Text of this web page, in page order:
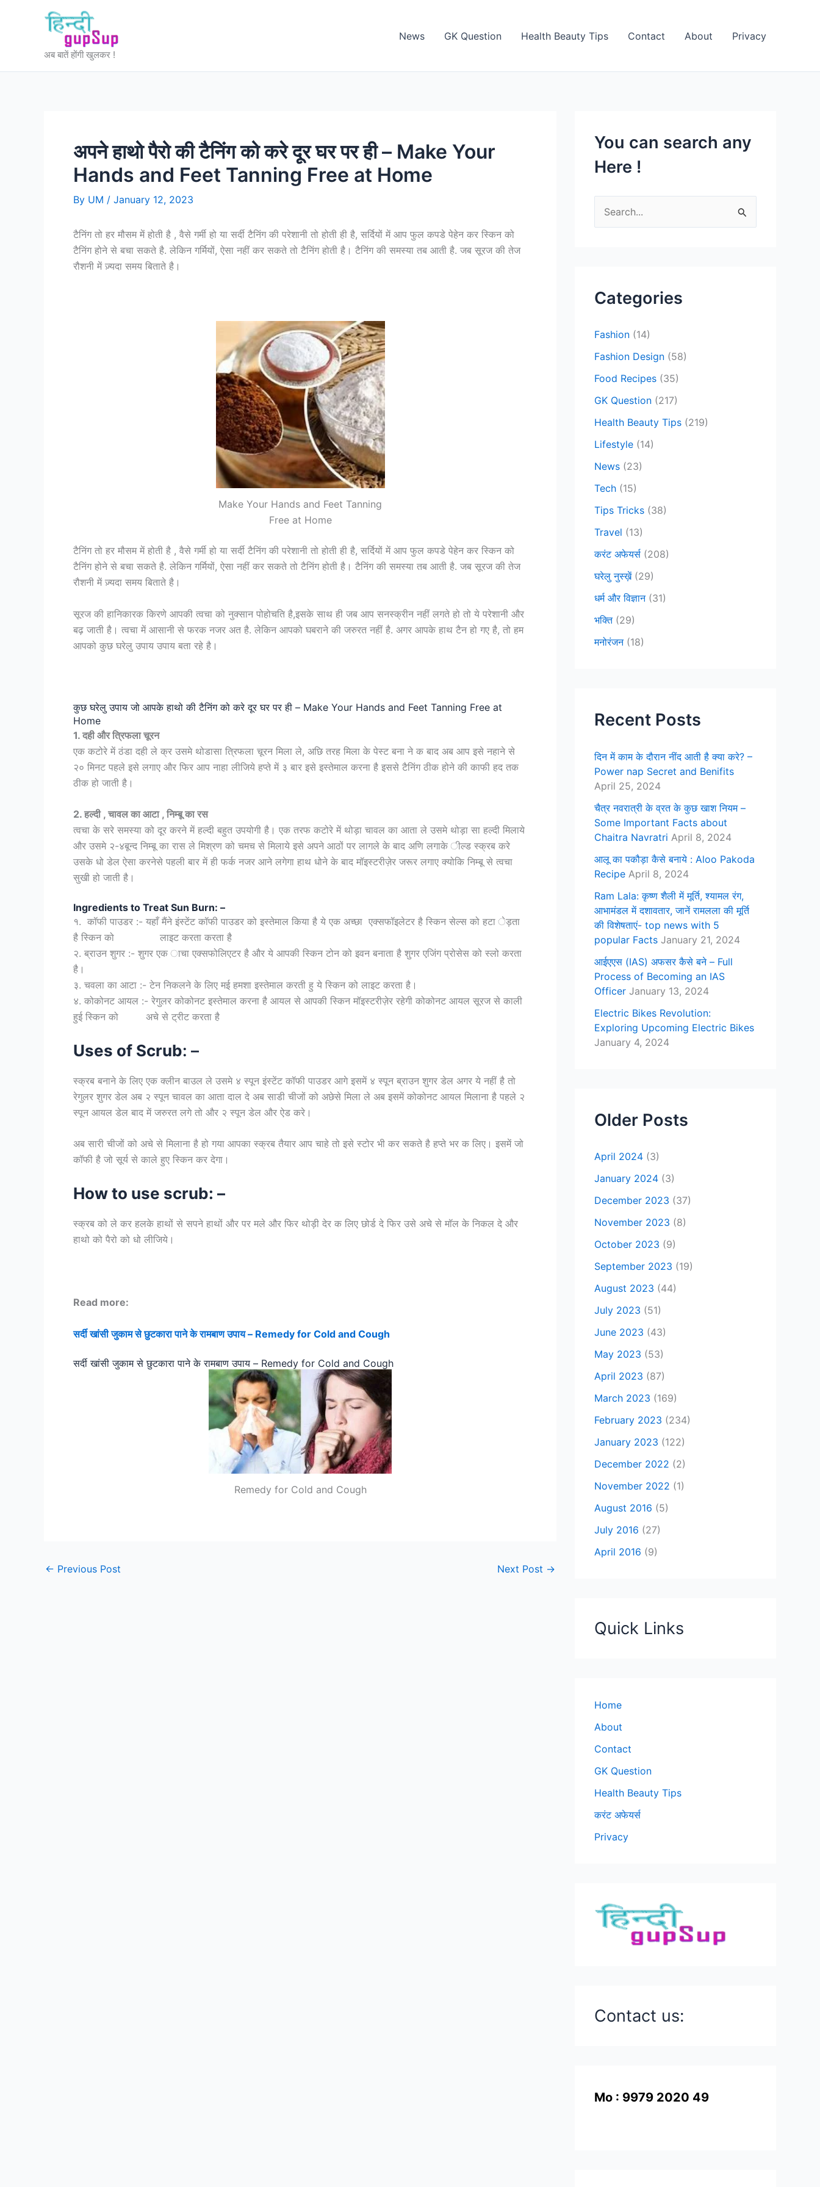
अब बातें होंगी खुलकर !
News GK Question Health Beauty Tips Contact About Privacy
अपने हाथो पैरो की टैनिंग को करे दूर घर पर ही – Make Your
Hands and Feet Tanning Free at Home
By UM / January 12, 2023
टैनिंग तो हर मौसम में होती है , वैसे गर्मी हो या सर्दी टैनिंग की परेशानी तो होती ही है, सर्दियों में आप फुल कपडे पेहेन कर स्किन को
टैनिंग होने से बचा सकते है. लेकिन गर्मियों, ऐसा नहीं कर सकते तो टैनिंग होती है। टैनिंग की समस्या तब आती है. जब सूरज की तेज
रौशनी में ज़्यदा समय बिताते है।
Make Your Hands and Feet Tanning
Free at Home
टैनिंग तो हर मौसम में होती है , वैसे गर्मी हो या सर्दी टैनिंग की परेशानी तो होती ही है, सर्दियों में आप फुल कपडे पेहेन कर स्किन को
टैनिंग होने से बचा सकते है. लेकिन गर्मियों, ऐसा नहीं कर सकते तो टैनिंग होती है। टैनिंग की समस्या तब आती है. जब सूरज की तेज
रौशनी में ज़्यदा समय बिताते है।
सूरज की हानिकारक किरणे आपकी त्वचा को नुक्सान पोहोचति है,इसके साथ ही जब आप सनस्क्रीन नहीं लगते हो तो ये परेशानी और
बढ़ जाती है। त्वचा में आसानी से फरक नजर अत है. लेकिन आपको घबराने की जरुरत नहीं है. अगर आपके हाथ टैन हो गए है, तो हम
आपको कुछ घरेलु उपाय उपाय बता रहे है।
कुछ घरेलु उपाय जो आपके हाथो की टैनिंग को करे दूर घर पर ही – Make Your Hands and Feet Tanning Free at
Home
1. दही और त्रिफला चूरन
एक कटोरे में ठंडा दही ले क्र उसमे थोडासा त्रिफला चूरन मिला ले, अछि तरह मिला के पेस्ट बना ने क बाद अब आप इसे नहाने से
२० मिनट पहले इसे लगाए और फिर आप नाहा लीजिये हप्ते में ३ बार इसे इस्तेमाल करना है इससे टैनिंग ठीक होने की काफी हद तक
ठीक हो जाती है।
2. हल्दी , चावल का आटा , निम्बू का रस
त्वचा के सरे समस्या को दूर करने में हल्दी बहुत उपयोगी है। एक तरफ कटोरे में थोड़ा चावल का आता ले उसमे थोड़ा सा हल्दी मिलाये
और उसमे २-४बून्द निम्बू का रास ले मिश्रण को चमच से मिलाये इसे अपने आठों पर लागले के बाद अणि लगाके ील्ड स्क्रब करे
उसके धो डेल ऐसा करनेसे पहली बार में ही फर्क नजर आने लगेगा हाथ धोने के बाद मॉइस्टरीज़ेर जरूर लगाए क्योकि निम्बू से त्वचा
सुखी हो जाती है।
Ingredients to Treat Sun Burn: –
१. कॉफी पाउडर :- यहाँ मैंने इंस्टेंट कॉफी पाउडर को इस्तेमाल किया है ये एक अच्छा एक्सफॉइलेटर है स्किन सेल्स को हटा ेड़ता
है स्किन को लाइट करता करता है
२. ब्राउन शुगर :- शुगर एक ाचा एक्सफोलिएटर है और ये आपकी स्किन टोन को इवन बनाता है शुगर एजिंग प्रोसेस को स्लो करता
है।
३. चवला का आटा :- टेन निकलने के लिए मई हमशा इस्तेमाल करती हु ये स्किन को लाइट करता है।
४. कोकोनट आयल :- रेगुलर कोकोनट इस्तेमाल करना है आयल से आपकी स्किन मॉइस्टरीज़ेर रहेगी कोकोनट आयल सूरज से काली
हुई स्किन को अचे से ट्रीट करता है
Uses of Scrub: –
स्क्रब बनाने के लिए एक क्लीन बाउल ले उसमे ४ स्पून इंस्टेंट कॉफी पाउडर आगे इसमें ४ स्पून ब्राउन शुगर डेल अगर ये नहीं है तो
रेगुलर शुगर डेल अब २ स्पून चावल का आता दाल दे अब साडी चीजों को अछेसे मिला ले अब इसमें कोकोनट आयल मिलाना है पहले २
स्पून आयल डेल बाद में जरुरत लगे तो और २ स्पून डेल और ऐड करे।
अब सारी चीजों को अचे से मिलाना है हो गया आपका स्क्रब तैयार आप चाहे तो इसे स्टोर भी कर सकते है हप्ते भर क लिए। इसमें जो
कॉफी है जो सूर्य से काले हुए स्किन कर देगा।
How to use scrub: –
स्क्रब को ले कर हलके हाथों से सपने हाथों और पर मले और फिर थोड़ी देर क लिए छोर्ड दे फिर उसे अचे से मॉल के निकल दे और
हाथो को पैरो को धो लीजिये।
Read more:
सर्दी खांसी जुकाम से छुटकारा पाने के रामबाण उपाय – Remedy for Cold and Cough
सर्दी खांसी जुकाम से छुटकारा पाने के रामबाण उपाय – Remedy for Cold and Cough
Remedy for Cold and Cough
← Previous Post Next Post →
You can search any
Here !
e
h
o
r
:
Categories
Fashion (14)
Fashion Design (58)
Food Recipes (35)
GK Question (217)
Health Beauty Tips (219)
Lifestyle (14)
News (23)
Tech (15)
Tips Tricks (38)
Travel (13)
करंट अफेयर्स (208)
घरेलु नुस्ख़ें(29)
धर्म और विज्ञान(31)
भक्ति(29)
मनोरंजन(18)
Recent Posts
दिन में काम के दौरान नींद आती है क्या करे? –
Power nap Secret and Benifits
April 25, 2024
चैत्र नवरात्री के व्रत के कुछ खाश नियम –
Some Important Facts about
Chaitra Navratri April 8, 2024
आलू का पकौड़ा कैसे बनाये : Aloo Pakoda
Recipe April 8, 2024
Ram Lala: कृष्ण शैली में मूर्ति, श्यामल रंग,
आभामंडल में दशावतार, जानें रामलला की मूर्ति
की विशेषताएं- top news with 5
popular Facts January 21, 2024
आईएएस (IAS) अफसर कैसे बने – Full
Process of Becoming an IAS
Officer January 13, 2024
Electric Bikes Revolution:
Exploring Upcoming Electric Bikes
January 4, 2024
Older Posts
April 2024 (3)
January 2024 (3)
December 2023 (37)
November 2023 (8)
October 2023 (9)
September 2023 (19)
August 2023 (44)
July 2023 (51)
June 2023 (43)
May 2023 (53)
April 2023 (87)
March 2023 (169)
February 2023 (234)
January 2023 (122)
December 2022 (2)
November 2022 (1)
August 2016 (5)
July 2016 (27)
April 2016 (9)
Quick Links
Home
About
Contact
GK Question
Health Beauty Tips
करंट अफेयर्स
Privacy
Contact us:
Mo : 9979 2020 49